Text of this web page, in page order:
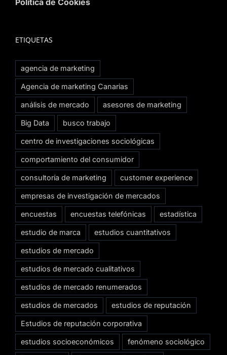
Política de Cookies
ETIQUETAS
agencia de marketing
Agencia de marketing Canarias
análisis de mercado asesores de marketing
Big Data busco trabajo
centro de investigaciones sociológicas
comportamiento del consumidor
consultoría de marketing customer experience
empresas de investigación de mercados
encuestas encuestas telefónicas estadística
estudio de marca estudios cuantitativos
estudios de mercado
estudios de mercado cualitativos
estudios de mercado renumerados
estudios de mercados estudios de reputación
Estudios de reputación corporativa
estudios socioeconómicos fenómeno sociológico